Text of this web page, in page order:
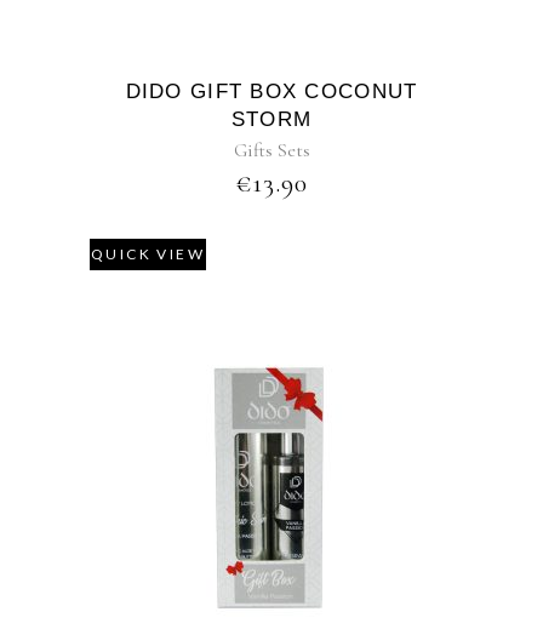
DIDO GIFT BOX COCONUT
STORM
Gifts Sets
€13.90
QUICK VIEW